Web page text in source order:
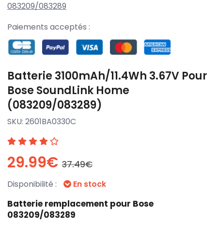
083209/083289
Paiements acceptés :
Batterie 3100mAh/11.4Wh 3.67V Pour
Bose SoundLink Home
(083209/083289)
SKU: 2601BA0330C
29.99€ 37.49€
Disponibilité : En stock
Batterie remplacement pour Bose
083209/083289